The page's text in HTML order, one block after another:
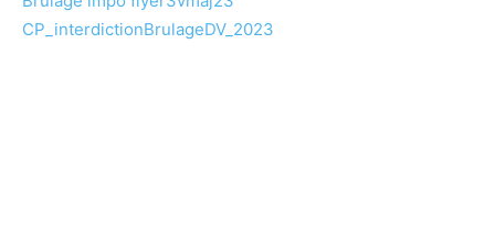
CP_interdictionBrulageDV_2023